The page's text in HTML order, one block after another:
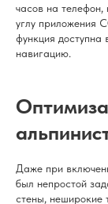
часов на телефон,
углу приложения
функция
навигацию.
Даже при
был непростой
стены, неширокие